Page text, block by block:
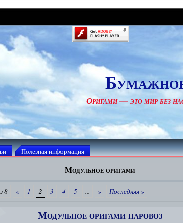
Оригами — это мир без
Полезная информация
Модульное оригами
8 « 1 2 3 4 5 ... » Последняя »
Модульное оригами паровоз